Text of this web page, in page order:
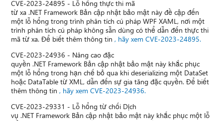
CVE-2023-24895 - Lỗ hổng thực thi mã
từ xa .NET Framework Bản cập nhật bảo mật này đề cập đến
một lỗ hổng trong trình phân tích cú pháp WPF XAML, nơi một
trình phân tích cú pháp không sẵn dùng có thể dẫn đến thực thi
mã từ xa. Để biết thêm thông tin, hãy xem CVE-2023-24895.
CVE-2023-24936 - Nâng cao đặc
quyền .NET Framework Bản cập nhật bảo mật này khắc phục
một lỗ hổng trong hạn chế bỏ qua khi deserializing một DataSet
hoặc DataTable từ XML, dẫn đến sự gia tăng đặc quyền. Để biết
thêm thông tin, hãy xem CVE-2023-24936.
CVE-2023-29331 - Lỗ hổng từ chối Dịch
vụ .NET Framework Bản cập nhật bảo mật này khắc phục một lỗ